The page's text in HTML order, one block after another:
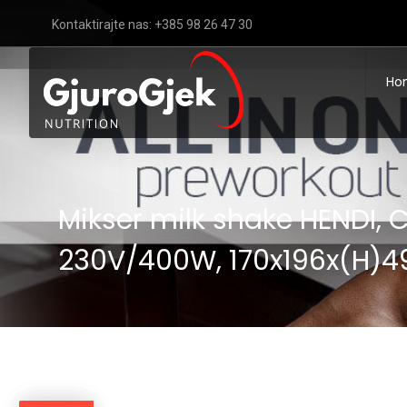
Kontaktirajte nas: +385 98 26 47 30
Mikser milk shake HENDI,
230V/400W,